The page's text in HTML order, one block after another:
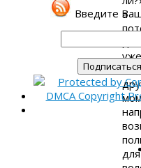
а
уже
и
для
Введите